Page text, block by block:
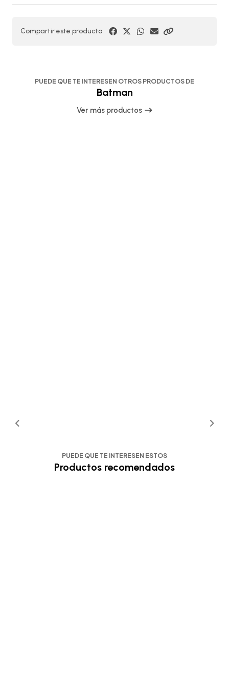
Compartir este producto
PUEDE QUE TE INTERESEN OTROS PRODUCTOS DE
Batman
Ver más productos
PUEDE QUE TE INTERESEN ESTOS
Productos recomendados